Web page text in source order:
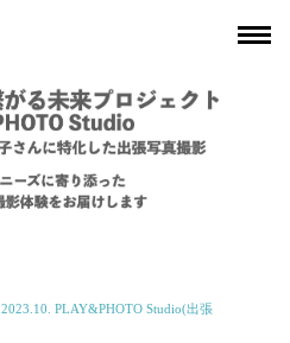
2023.10. PLAY&PHOTO Studio(出張